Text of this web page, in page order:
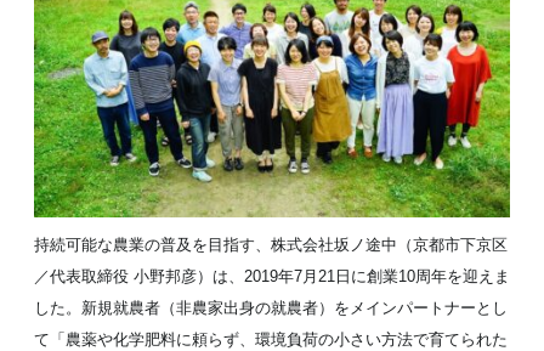
持続可能な農業の普及を目指す、株式会社坂ノ途中（京都市下京区
／代表取締役 小野邦彦）は、2019年7月21日に創業10周年を迎えま
した。新規就農者（非農家出身の就農者）をメインパートナーとし
て「農薬や化学肥料に頼らず、環境負荷の小さい方法で育てられた